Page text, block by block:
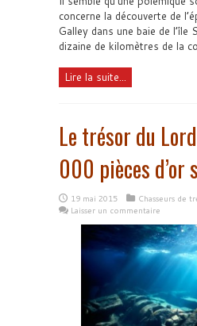
concerne la découverte de
Galley dans une baie de l’île
dizaine de kilomètres de la
Lire la suite...
Le trésor du
000 pièces d’or
19 mai 2015
Chasseurs de
Laisser un commentaire